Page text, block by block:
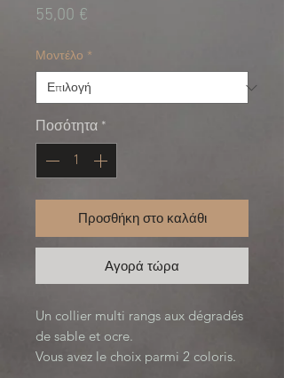
55,00 €
Μοντέλο *
Ποσότητα *
Προσθήκη στο καλάθι
Αγορά τώρα
Un collier multi rangs aux dégradés
de sable et ocre.
Vous avez le choix parmi 2 coloris.